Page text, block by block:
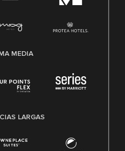
MEDIA
LARGAS